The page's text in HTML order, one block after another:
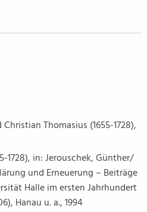
Thomasius (1655-1728),
1728), in: Jerouschek, Günther/
und Erneuerung – Beiträge
Halle im ersten Jahrhundert
Hanau u. a., 1994